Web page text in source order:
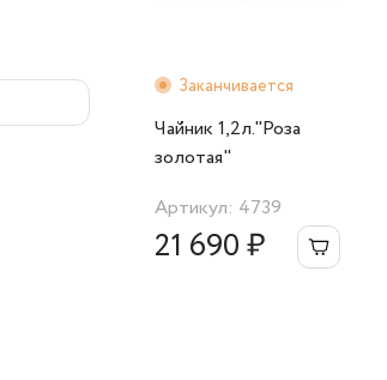
Заканчивается
Чайник 1,2л."Роза
золотая"
Артикул: 4739
21 690 ₽